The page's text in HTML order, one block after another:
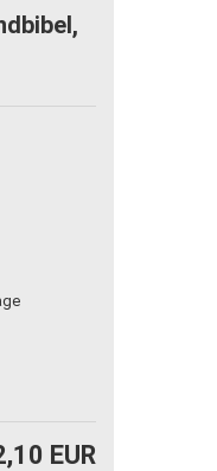
EUR